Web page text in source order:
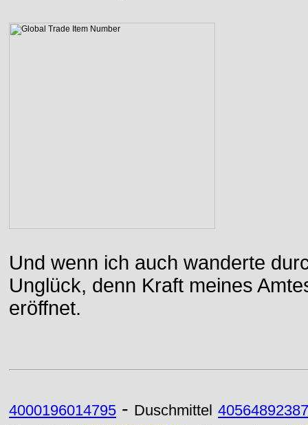
Und wenn ich auch wanderte
Unglück, denn Kraft meines
eröffnet.
4000196014795 - Duschmittel